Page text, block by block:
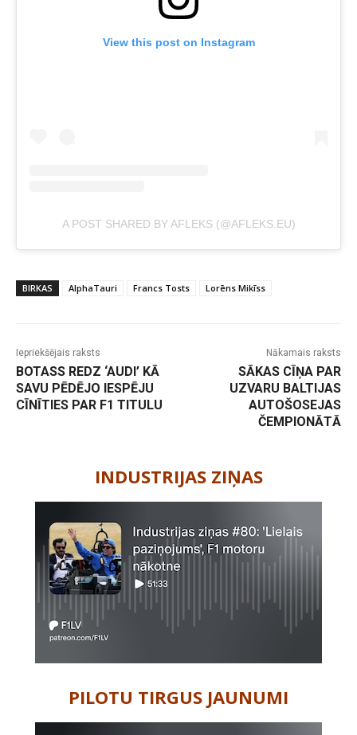
View this post on Instagram
A POST SHARED BY AFLEKS (@AFLEKS.EU)
BIRKAS AlphaTauri Francs Tosts Lorēns Mikīss
Iepriekšējais raksts
BOTASS REDZ ‘AUDI’ KĀ
SAVU PĒDĒJO IESPĒJU
CĪNĪTIES PAR F1 TITULU
Nākamais raksts
SĀKAS CĪŅA PAR
UZVARU BALTIJAS
AUTOŠOSEJAS
ČEMPIONĀTĀ
INDUSTRIJAS ZIŅAS
PILOTU TIRGUS JAUNUMI